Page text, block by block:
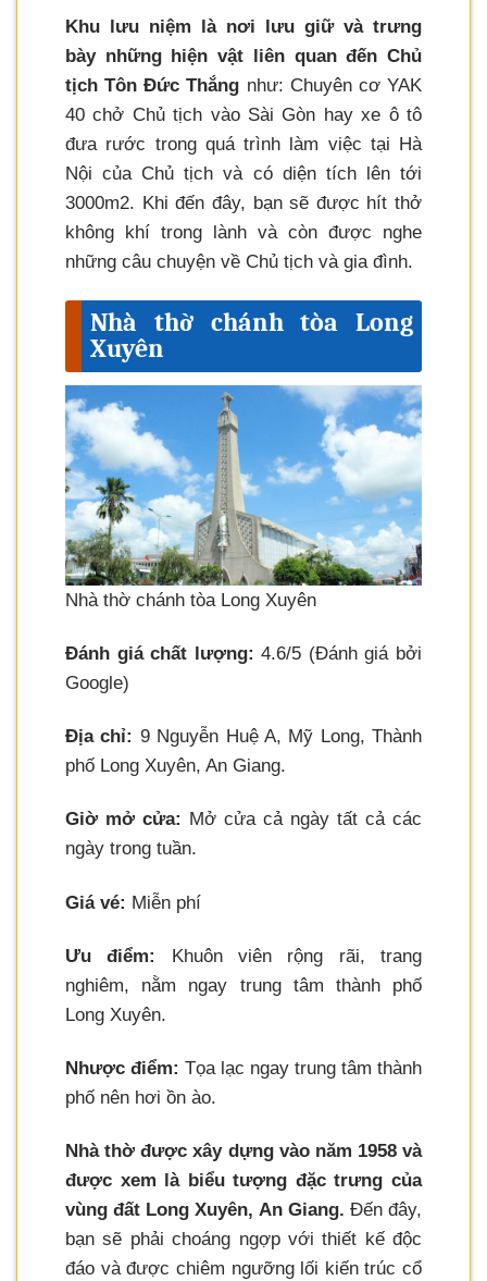
Khu lưu niệm là nơi lưu giữ và trưng
bày những hiện vật liên quan đến Chủ
tịch Tôn Đức Thắng như: Chuyên cơ YAK
40 chở Chủ tịch vào Sài Gòn hay xe ô tô
đưa rước trong quá trình làm việc tại Hà
Nội của Chủ tịch và có diện tích lên tới
3000m2. Khi đến đây, bạn sẽ được hít thở
không khí trong lành và còn được nghe
những câu chuyện về Chủ tịch và gia đình.
Nhà thờ chánh tòa Long
Xuyên
Nhà thờ chánh tòa Long Xuyên
Đánh giá chất lượng: 4.6/5 (Đánh giá bởi
Google)
Địa chỉ: 9 Nguyễn Huệ A, Mỹ Long, Thành
phố Long Xuyên, An Giang.
Giờ mở cửa: Mở cửa cả ngày tất cả các
ngày trong tuần.
Giá vé: Miễn phí
Ưu điểm:
Khuôn viên rộng rãi, trang
nghiêm, nằm ngay trung tâm thành phố
Long Xuyên.
Nhược điểm: Tọa lạc ngay trung tâm thành
phố nên hơi ồn ào.
Nhà thờ được xây dựng vào năm 1958 và
được xem là biểu tượng đặc trưng của
vùng đất Long Xuyên, An Giang. Đến đây,
bạn sẽ phải choáng ngợp với thiết kế độc
đáo và được chiêm ngưỡng lối kiến trúc cổ